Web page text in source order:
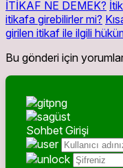
İTİKAF NE DEMEK?
itikafa girebilirler mi?
girilen itikaf ile ilgili
Bu gönderi için
Sohbet Girişi